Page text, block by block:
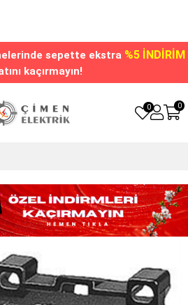
sepette ekstra %5 İNDİRİM
kaçırmayın!
0
0